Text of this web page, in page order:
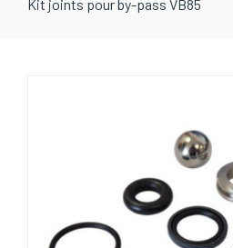
Kit joints pour by-pass VB85